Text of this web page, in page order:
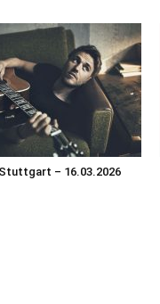
– 16.03.2026